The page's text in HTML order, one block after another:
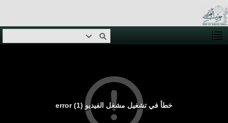
خطأ في تشغيل مشغل الفيديو (1) error